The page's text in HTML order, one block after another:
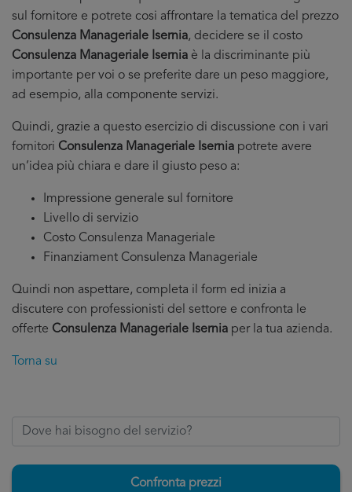
sul fornitore e potrete cosi affrontare la tematica del prezzo
Consulenza Manageriale Isernia, decidere se il costo
Consulenza Manageriale Isernia è la discriminante più
importante per voi o se preferite dare un peso maggiore,
ad esempio, alla componente servizi.
Quindi, grazie a questo esercizio di discussione con i vari
fornitori Consulenza Manageriale Isernia potrete avere
un’idea più chiara e dare il giusto peso a:
Impressione generale sul fornitore
Livello di servizio
Costo Consulenza Manageriale
Finanziament Consulenza Manageriale
Quindi non aspettare, completa il form ed inizia a
discutere con professionisti del settore e confronta le
offerte Consulenza Manageriale Isernia per la tua azienda.
Torna su
Confronta prezzi